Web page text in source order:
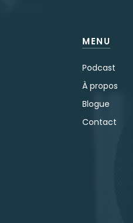
MENU
Podcast
À propos
Blogue
Contact